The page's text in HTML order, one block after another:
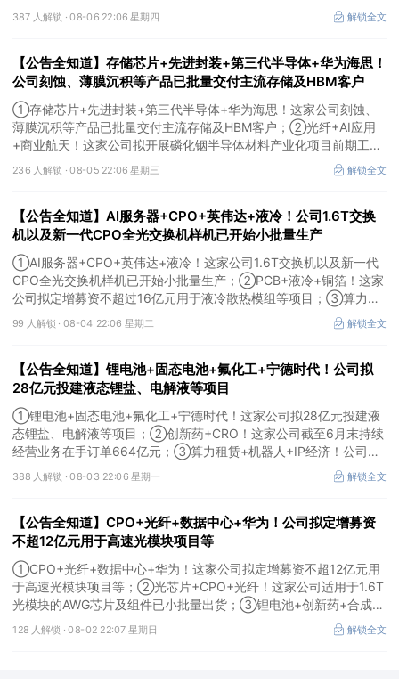
户；③边缘计算+智慧灯杆！公司拟跨界布局固态存储标的。
387 人解锁 ·08-06 22:06 星期四 解锁全文
【公告全知道】存储芯片+先进封装+第三代半导体+华为海思！
公司刻蚀、薄膜沉积等产品已批量交付主流存储及HBM客户
①存储芯片+先进封装+第三代半导体+华为海思！这家公司刻蚀、
薄膜沉积等产品已批量交付主流存储及HBM客户；②光纤+AI应用
+商业航天！这家公司拟开展磷化铟半导体材料产业化项目前期工
作；③MLCC+光模块+商业航天+军工！公司拟定增募资不超3亿元
用于MLCC相关项目。
236 人解锁 ·08-05 22:06 星期三 解锁全文
【公告全知道】AI服务器+CPO+英伟达+液冷！公司1.6T交换
机以及新一代CPO全光交换机样机已开始小批量生产
①AI服务器+CPO+英伟达+液冷！这家公司1.6T交换机以及新一代
CPO全光交换机样机已开始小批量生产；②PCB+液冷+铜箔！这家
公司拟定增募资不超过16亿元用于液冷散热模组等项目；③算力
+云计算+华为鲲鹏！公司签署超46亿元算力服务合同。
99 人解锁 · 08-04 22:06 星期二 解锁全文
【公告全知道】锂电池+固态电池+氟化工+宁德时代！公司拟
28亿元投建液态锂盐、电解液等项目
①锂电池+固态电池+氟化工+宁德时代！这家公司拟28亿元投建液
态锂盐、电解液等项目；②创新药+CRO！这家公司截至6月末持续
经营业务在手订单664亿元；③算力租赁+机器人+IP经济！公司签
署32亿元算力服务合同。
388 人解锁 ·08-03 22:06 星期一 解锁全文
【公告全知道】CPO+光纤+数据中心+华为！公司拟定增募资
不超12亿元用于高速光模块项目等
①CPO+光纤+数据中心+华为！这家公司拟定增募资不超12亿元用
于高速光模块项目等；②光芯片+CPO+光纤！这家公司适用于1.6T
光模块的AWG芯片及组件已小批量出货；③锂电池+创新药+合成生
物！公司拟定增募资不超过7亿元以切入半导体供应链。
128 人解锁 ·08-02 22:07 星期日 解锁全文